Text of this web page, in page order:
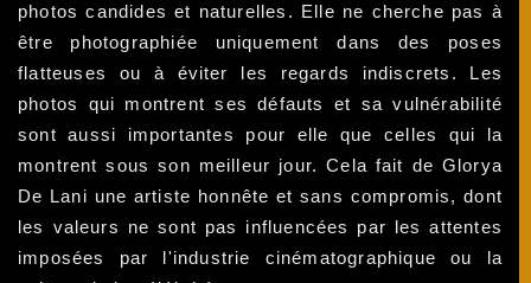
photos candides et naturelles. Elle ne cherche pas à
être photographiée uniquement dans des poses
flatteuses ou à éviter les regards indiscrets. Les
photos qui montrent ses défauts et sa vulnérabilité
sont aussi importantes pour elle que celles qui la
montrent sous son meilleur jour. Cela fait de Glorya
De Lani une artiste honnête et sans compromis, dont
les valeurs ne sont pas influencées par les attentes
imposées par l'industrie cinématographique ou la